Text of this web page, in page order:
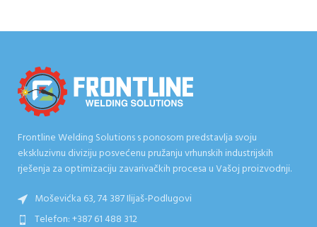
Frontline Welding Solutions s ponosom predstavlja svoju
ekskluzivnu diviziju posvećenu pružanju vrhunskih industrijskih
rješenja za optimizaciju zavarivačkih procesa u Vašoj proizvodnji.
Moševićka 63, 74 387 Ilijaš-Podlugovi
Telefon: +387 61 488 312